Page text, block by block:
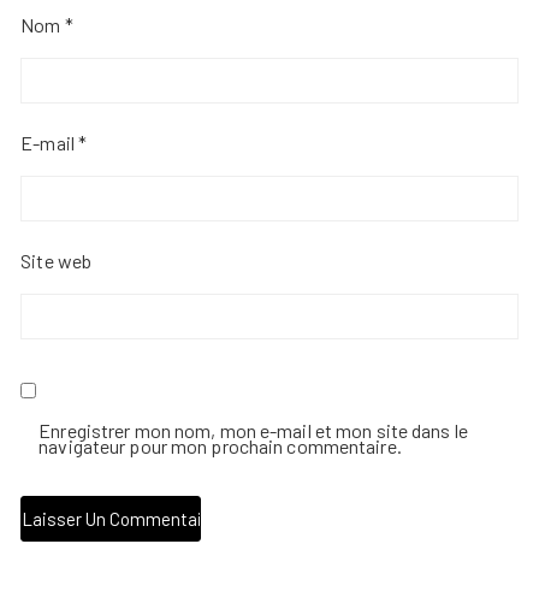
Nom *
E-mail*
Site web
Enregistrer mon nom, mon e-mail et mon site dans le
navigateur pour mon prochain commentaire.